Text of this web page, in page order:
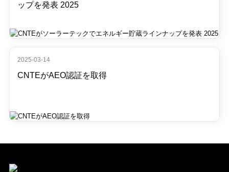
ップを発表 2025
2025-03-14
CNTEがAEO認証を取得